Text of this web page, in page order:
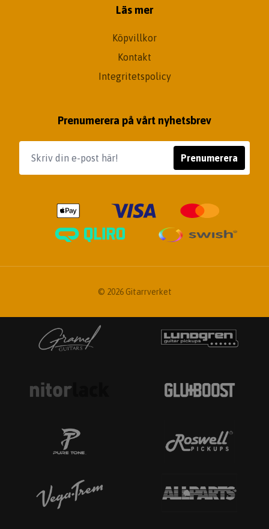
Läs mer
Köpvillkor
Kontakt
Integritetspolicy
Prenumerera på vårt nyhetsbrev
Prenumerera
© 2026 Gitarrverket